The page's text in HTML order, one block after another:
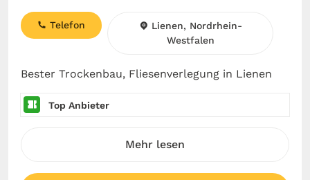
Bester Trockenbau, Fliesenverlegung in Lienen
Telefon
Lienen, Nordrhein-
Westfalen
Top Anbieter
Mehr lesen